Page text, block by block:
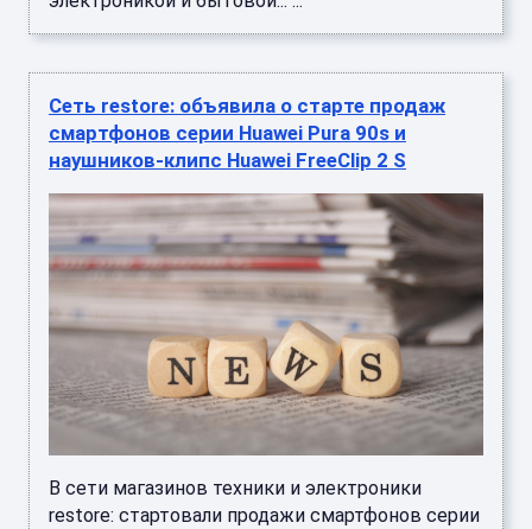
Сеть restore: объявила о старте продаж
смартфонов серии Huawei Pura 90s и
наушников-клипс Huawei FreeClip 2 S
В сети магазинов техники и электроники
restore: стартовали продажи смартфонов серии